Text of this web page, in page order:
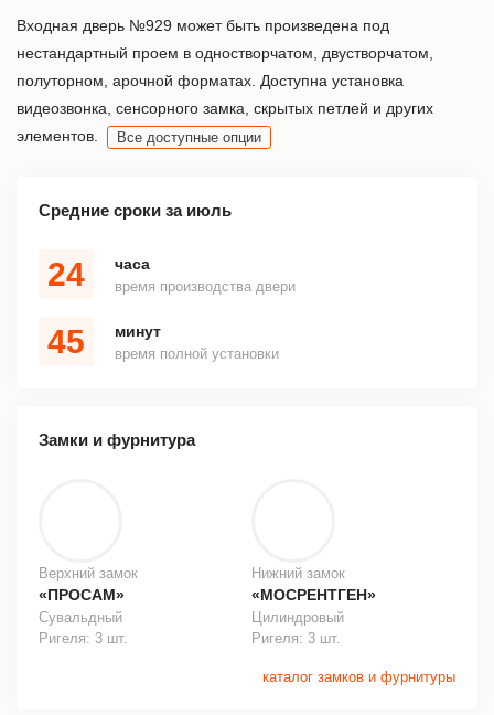
Входная дверь №929 может быть произведена под
нестандартный проем в одностворчатом, двустворчатом,
полуторном, арочной форматах. Доступна установка
видеозвонка, сенсорного замка, скрытых петлей и других
элементов.
Все доступные опции
Средние сроки за июль
24 часа
время производства двери
45 минут
время полной установки
Замки и фурнитура
Верхний замок
«ПРОСАМ»
Сувальдный
Ригеля: 3 шт.
Нижний замок
«МОСРЕНТГЕН»
Цилиндровый
Ригеля: 3 шт.
каталог замков и фурнитуры